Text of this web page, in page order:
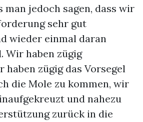
man jedoch sagen, dass wir
sehr gut
wieder einmal daran
Wir haben zügig
haben zügig das Vorsegel
die Mole zu kommen, wir
und nahezu
zurück in die